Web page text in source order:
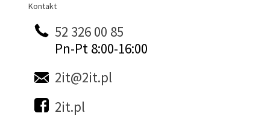
Kontakt
Kontakt
52 326 00 85
Pn-Pt 8:00-16:00
2it@2it.pl
2it.pl